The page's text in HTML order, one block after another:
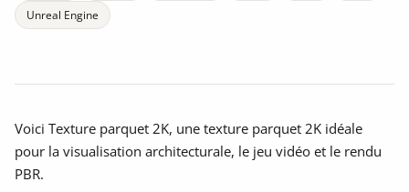
Unreal Engine
Voici Texture parquet 2K, une texture parquet 2K idéale
pour la visualisation architecturale, le jeu vidéo et le rendu
PBR.